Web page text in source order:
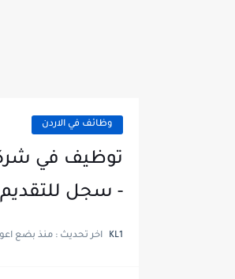
وظائف في الاردن
توظيف في
- سجل للتقديم
KL1 اخر تحديث : منذ بضع